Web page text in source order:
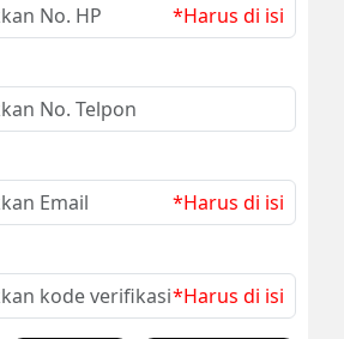
*Harus di isi
*Harus di isi
*Harus di isi